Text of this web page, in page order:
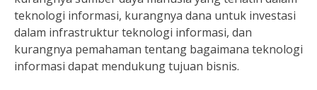
teknologi informasi, kurangnya dana untuk investasi
dalam infrastruktur teknologi informasi, dan
kurangnya pemahaman tentang bagaimana teknologi
informasi dapat mendukung tujuan bisnis.